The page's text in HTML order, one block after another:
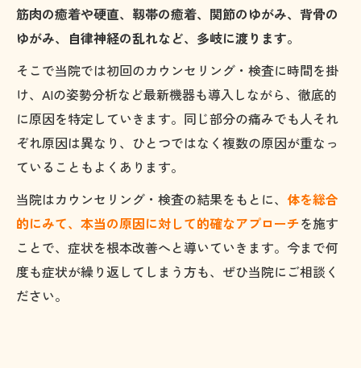
筋肉の癒着や硬直、靱帯の癒着、関節のゆがみ、背骨の
ゆがみ、自律神経の乱れなど、多岐に渡ります。
そこで当院では初回のカウンセリング・検査に時間を掛
け、AIの姿勢分析など最新機器も導入しながら、徹底的
に原因を特定していきます。同じ部分の痛みでも人それ
ぞれ原因は異なり、ひとつではなく複数の原因が重なっ
ていることもよくあります。
当院はカウンセリング・検査の結果をもとに、 体を総合
的にみて、本当の原因に対して的確なアプローチを施す
ことで、症状を根本改善へと導いていきます。今まで何
度も症状が繰り返してしまう方も、ぜひ当院にご相談く
ださい。